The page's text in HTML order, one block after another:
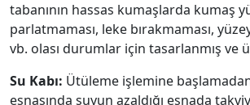
tabanının hassas kumaşlarda kumaş
parlatmaması, leke bırakmaması,
vb. olası durumlar için tasarlanmış ve
Su Kabı: Ütüleme işlemine
esnasında suyun azaldığı esnada